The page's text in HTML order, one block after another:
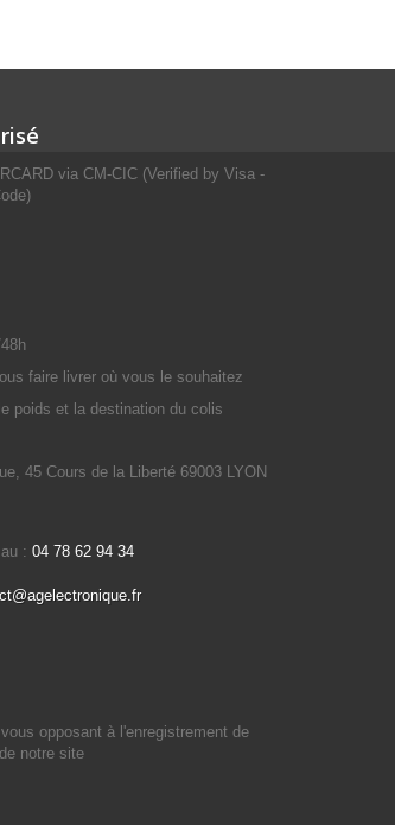
via CM-CIC (Verified by Visa -
faire livrer où vous le souhaitez
poids et la destination du colis
45 Cours de la Liberté 69003 LYON
: 04 78 62 94 34
opposant à l'enregistrement de
notre site